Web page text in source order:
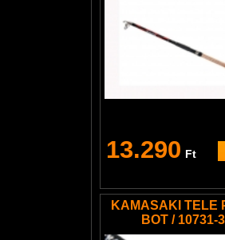
13.290 Ft
KAMASAKI TELE
BOT / 10731-